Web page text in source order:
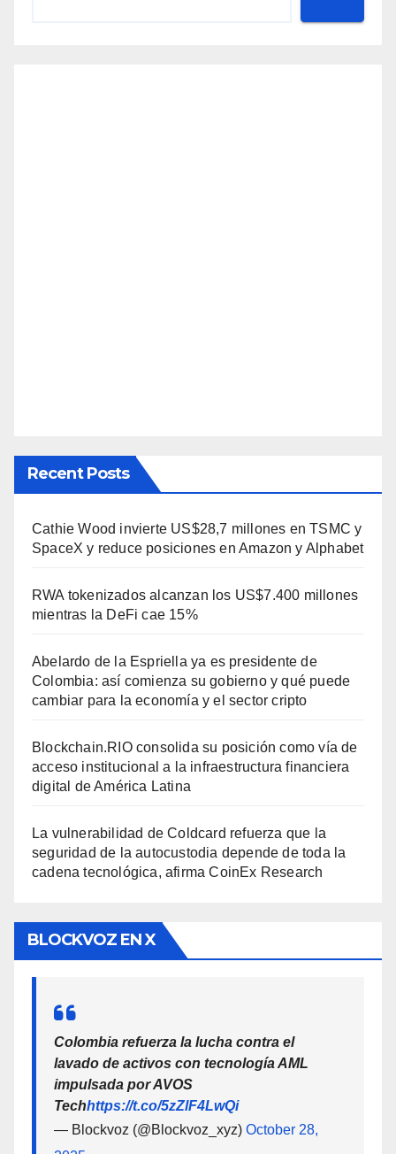
Recent Posts
Cathie Wood invierte US$28,7 millones en TSMC y
SpaceX y reduce posiciones en Amazon y Alphabet
RWA tokenizados alcanzan los US$7.400 millones
mientras la DeFi cae 15%
Abelardo de la Espriella ya es presidente de
Colombia: así comienza su gobierno y qué puede
cambiar para la economía y el sector cripto
Blockchain.RIO consolida su posición como vía de
acceso institucional a la infraestructura financiera
digital de América Latina
La vulnerabilidad de Coldcard refuerza que la
seguridad de la autocustodia depende de toda la
cadena tecnológica, afirma CoinEx Research
BLOCKVOZ EN X
Colombia refuerza la lucha contra el
lavado de activos con tecnología AML
impulsada por AVOS
Techhttps://t.co/5zZlF4LwQi
— Blockvoz (@Blockvoz_xyz) October 28,